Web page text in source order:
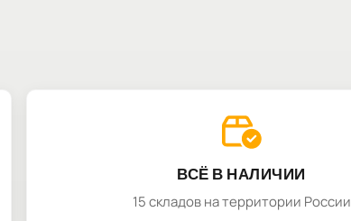
ВСЁ В НАЛИЧИИ
15 складов на территории России